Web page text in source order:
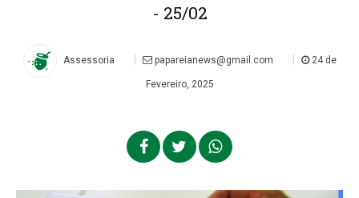
- 25/02
Assessoria | papareianews@gmail.com | 24 de
Fevereiro, 2025